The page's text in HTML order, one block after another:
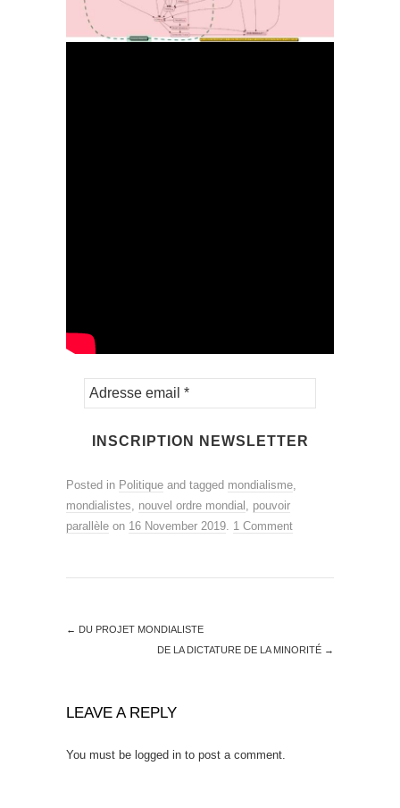
Posted in Politique and tagged mondialisme
mondialistes
nouvel ordre mondial
pouvoir
parallèle on 16 November 2019 1 Comment
← DU PROJET MONDIALISTE
DE LA DICTATURE DE LA MINORITÉ →
LEAVE A REPLY
You must be logged in to post a comment.